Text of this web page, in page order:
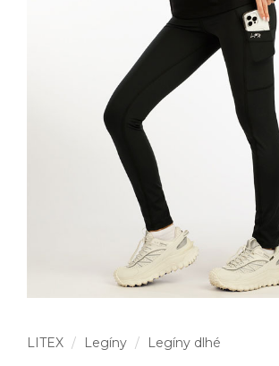
LITEX Legíny Legíny dlhé